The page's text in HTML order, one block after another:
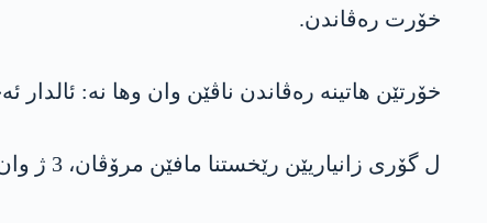
خۆرت رەڤاندن.
خۆرتێن ھاتینە رەڤاندن ناڤێن وان وھا نە:
ل گۆری زانیاریێن رێخستنا مافێن مرۆڤان، 3 ژ وان خۆرتان پێشتر ژی ژ ئالیێ گرووپا ھەمزات ڤە ھاتبوون رەڤاندن و پشتی کو فیدیە دابوون ھاتبوون بەردان.